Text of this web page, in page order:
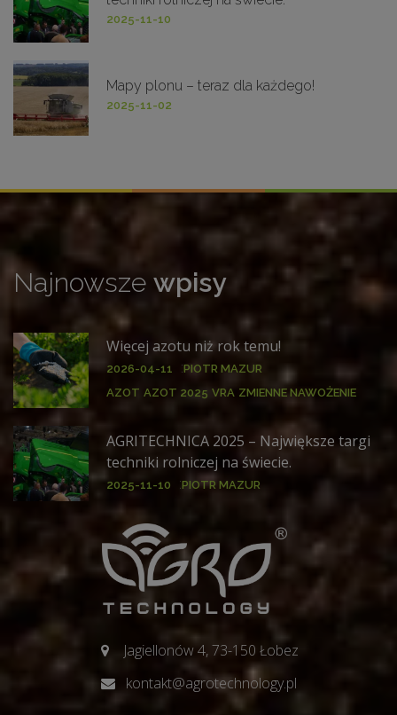
2025-11-10
Mapy plonu – teraz dla każdego!
2025-11-02
Najnowsze wpisy
Więcej azotu niż rok temu!
2026-04-11 :PIOTR MAZUR
AZOT AZOT 2025 VRA ZMIENNE NAWOŻENIE
AGRITECHNICA 2025 – Największe targi
techniki rolniczej na świecie.
2025-11-10 :PIOTR MAZUR
Jagiellonów 4, 73-150 Łobez
kontakt@agrotechnology.pl